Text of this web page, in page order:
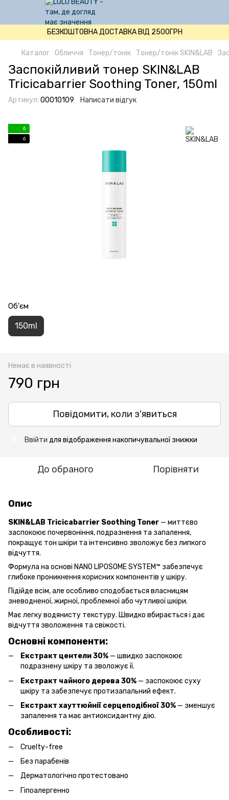
БЕЗКОШТОВНА ДОСТАВКА ВІД 2500ГРН
Каталог Обличчя Тонер/тонік Тонер/тонік SKIN&LAB
Заспокійливий тонер SKIN&LAB
Tricicabarrier Soothing Toner, 150ml
Артикул: 00010109 Написати відгук
6
6
Об'єм
150ml
Немає в наявності
790 грн
Повідомити, коли з'явиться
Ввійти для відображення накопичувальної знижки
До обраного Порівняти
Опис
SKIN&LAB Tricicabarrier Soothing Toner — миттєво
заспокоює почервоніння, подразнення та запалення,
покращує тон шкіри та інтенсивно зволожує без липкого
відчуття.
Формула на основі NANO LIPOSOME SYSTEM™ забезпечує
глибоке проникнення корисних компонентів у шкіру.
Підійде всім, але особливо сподобається власницям
зневодненої, жирної, проблемної або чутливої шкіри.
Має легку водянисту текстуру. Швидко вбирається і дає
відчуття зволоження та свіжості.
Основні компоненти:
Екстракт центели 30% — швидко заспокоює
подразнену шкіру та зволожує її.
Екстракт чайного дерева 30% — заспокоює суху
шкіру та забезпечує протизапальний ефект.
Екстракт хауттюйнії серцеподібної 30% — зменшує
запалення та має антиоксидантну дію.
Особливості:
Cruelty-free
Без парабенів
Дерматологічно протестовано
Гіпоалергенно